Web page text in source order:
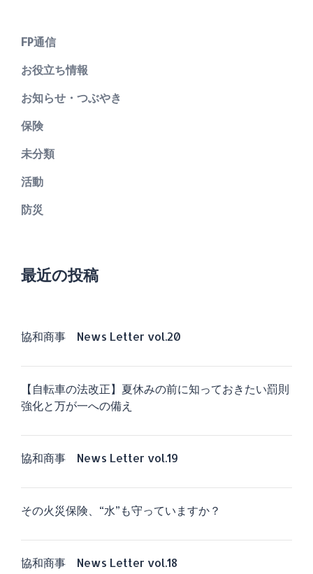
FP通信
お役立ち情報
お知らせ・つぶやき
保険
未分類
活動
防災
最近の投稿
協和商事 News Letter vol.20
【自転車の法改正】夏休みの前に知っておきたい罰則
強化と万が一への備え
協和商事 News Letter vol.19
その火災保険、“水”も守っていますか？
協和商事 News Letter vol.18